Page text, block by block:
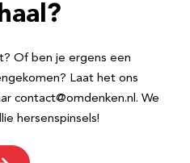
Of ben je ergens een
Laat het ons
contact@omdenken.nl. We
hersenspinsels!